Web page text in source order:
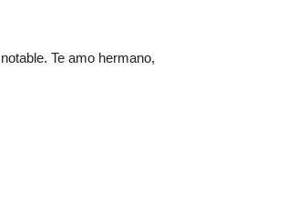
Te amo hermano,